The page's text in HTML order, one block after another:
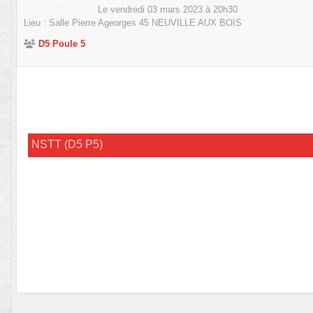
Le vendredi 03 mars 2023 à 20h30
Lieu : Salle Pierre Ageorges 45 NEUVILLE AUX BOIS
D5 Poule 5
NSTT (D5 P5)